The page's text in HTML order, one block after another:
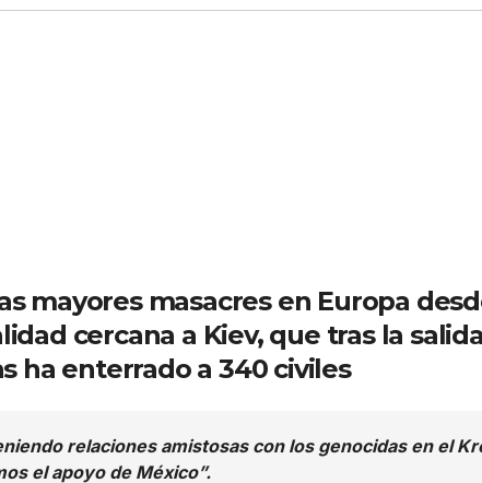
mayores masacres en Europa
cercana a Kiev, que tras la
ha enterrado a 340 civiles
relaciones amistosas con los genocidas en el
el apoyo de México”.